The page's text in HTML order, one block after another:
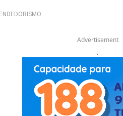
Advertisement
.